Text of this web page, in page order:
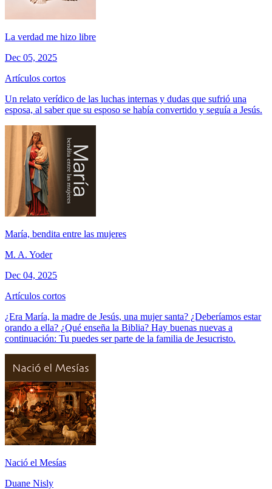
La verdad me hizo libre
Dec 05, 2025
Artículos cortos
Un relato verídico de las luchas internas y dudas que sufrió una
esposa, al saber que su esposo se había convertido y seguía a Jesús.
María, bendita entre las mujeres
M. A. Yoder
Dec 04, 2025
Artículos cortos
¿Era María, la madre de Jesús, una mujer santa? ¿Deberíamos estar
orando a ella? ¿Qué enseña la Biblia? Hay buenas nuevas a
continuación: Tu puedes ser parte de la familia de Jesucristo.
Nació el Mesías
Duane Nisly